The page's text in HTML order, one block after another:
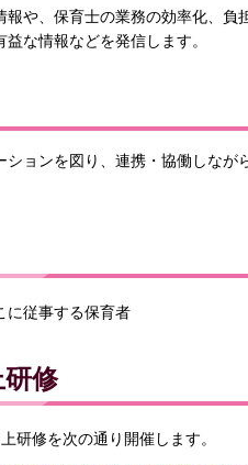
報や、保育士の業務の効率化、
な情報などを発信します。
ョンを図り、連携・協働しなが
に従事する保育者
修
研修を次の通り開催します。